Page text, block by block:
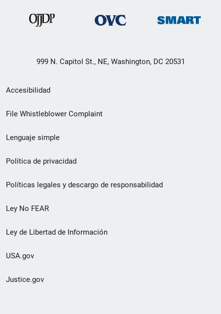
999 N. Capitol St., NE, Washington, DC 20531
Menú
de
de
pie
de
página
Accesibilidad
File Whistleblower Complaint
Lenguaje simple
Política de privacidad
Políticas legales y descargo de responsabilidad
Ley No FEAR
Ley de Libertad de Información
USA.gov
Justice.gov